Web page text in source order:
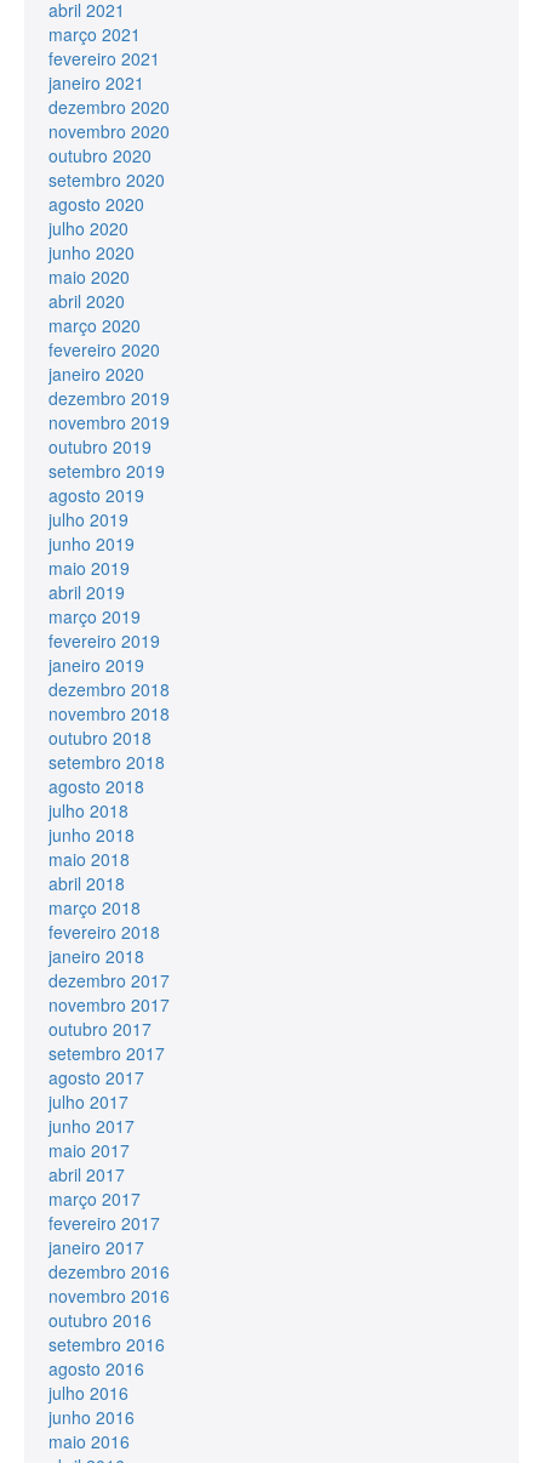
abril 2021
março 2021
fevereiro 2021
janeiro 2021
dezembro 2020
novembro 2020
outubro 2020
setembro 2020
agosto 2020
julho 2020
junho 2020
maio 2020
abril 2020
março 2020
fevereiro 2020
janeiro 2020
dezembro 2019
novembro 2019
outubro 2019
setembro 2019
agosto 2019
julho 2019
junho 2019
maio 2019
abril 2019
março 2019
fevereiro 2019
janeiro 2019
dezembro 2018
novembro 2018
outubro 2018
setembro 2018
agosto 2018
julho 2018
junho 2018
maio 2018
abril 2018
março 2018
fevereiro 2018
janeiro 2018
dezembro 2017
novembro 2017
outubro 2017
setembro 2017
agosto 2017
julho 2017
junho 2017
maio 2017
abril 2017
março 2017
fevereiro 2017
janeiro 2017
dezembro 2016
novembro 2016
outubro 2016
setembro 2016
agosto 2016
julho 2016
junho 2016
maio 2016